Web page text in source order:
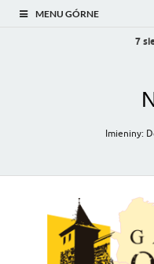
MENU GÓRNE
7
Imieniny: